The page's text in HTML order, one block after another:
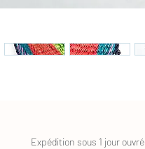
Expédition sous 1 jour ouvré